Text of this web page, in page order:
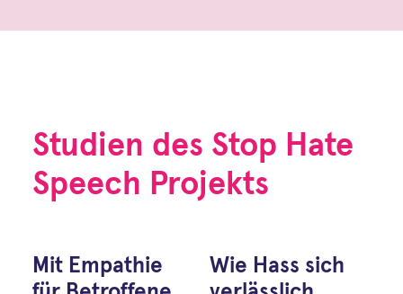
Studien des Stop Hate
Speech Projekts
Mit Empathie
Wie Hass sich